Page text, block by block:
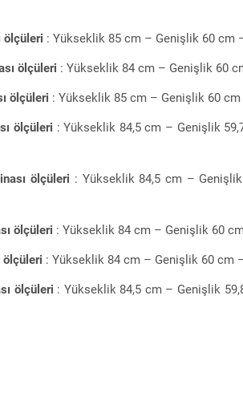
ölçüleri : Yükseklik 85 cm – Genişlik 60 cm
ölçüleri : Yükseklik 84 cm – Genişlik 60
ölçüleri : Yükseklik 85 cm – Genişlik 60
ölçüleri : Yükseklik 84,5 cm – Genişlik
ölçüleri : Yükseklik 84,5 cm –
ölçüleri : Yükseklik 84 cm – Genişlik 60
ölçüleri : Yükseklik 84 cm – Genişlik 60 cm
ölçüleri : Yükseklik 84,5 cm – Genişlik